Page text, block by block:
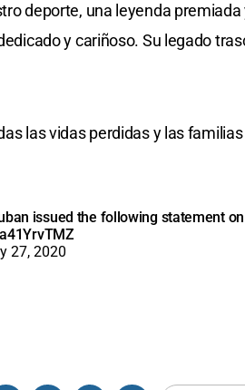
deporte, una leyenda
y cariñoso. Su legado
las vidas perdidas y las
issued the following statement
27, 2020